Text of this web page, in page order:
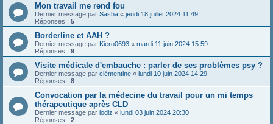
Mon travail me rend fou
Dernier message par Sasha « jeudi 18 juillet 2024 11:49
Réponses : 5
Borderline et AAH ?
Dernier message par Kiero0693 « mardi 11 juin 2024 15:59
Réponses : 9
Visite médicale d'embauche : parler de ses problèmes psy ?
Dernier message par clémentine « lundi 10 juin 2024 14:29
Réponses : 8
Convocation par la médecine du travail pour un mi temps
thérapeutique après CLD
Dernier message par lodiz « lundi 03 juin 2024 20:30
Réponses : 2